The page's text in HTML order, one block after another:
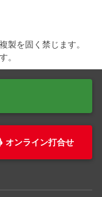
を固く禁じます。
。
オンライン打合せ